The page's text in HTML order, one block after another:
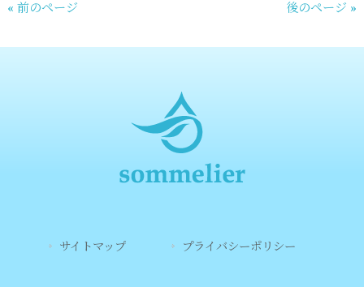
« 前のページ 後のページ »
サイトマップ プライバシーポリシー